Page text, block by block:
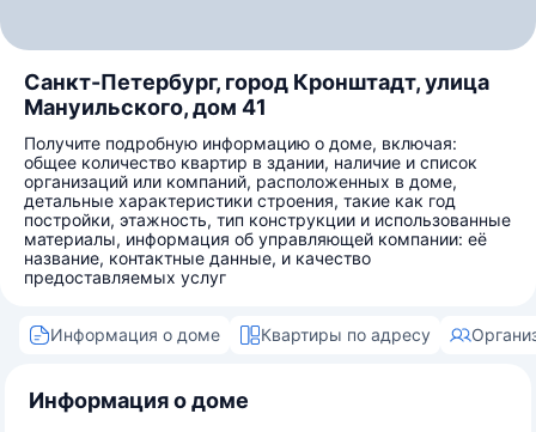
Санкт-Петербург, город Кронштадт, улица
Мануильского, дом 41
Получите подробную информацию о доме, включая:
общее количество квартир в здании, наличие и список
организаций или компаний, расположенных в доме,
детальные характеристики строения, такие как год
постройки, этажность, тип конструкции и использованные
материалы, информация об управляющей компании: её
название, контактные данные, и качество
предоставляемых услуг
Информация о доме Квартиры по адресу
Информация о доме